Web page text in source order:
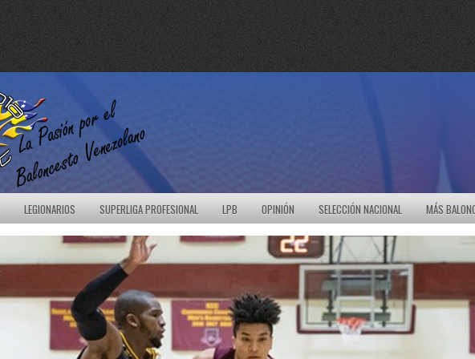
LEGIONARIOS SUPERLIGA PROFESIONAL LPB OPINIÓN SELECCIÓN NACIONAL MÁS